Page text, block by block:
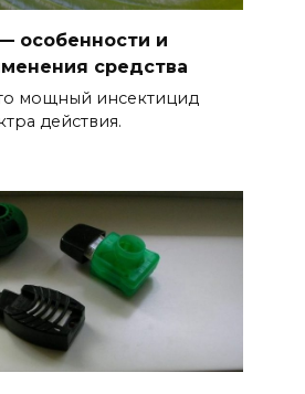
особенности и
средства
мощный инсектицид
действия.